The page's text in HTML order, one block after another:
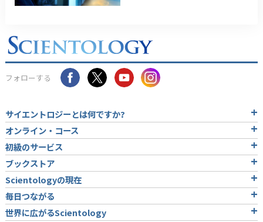
フォローする
サイエントロジーとは何ですか?
オンライン・コース
初級のサービス
ブックストア
Scientologyの現在
毎日つながる
世界に広がるScientology